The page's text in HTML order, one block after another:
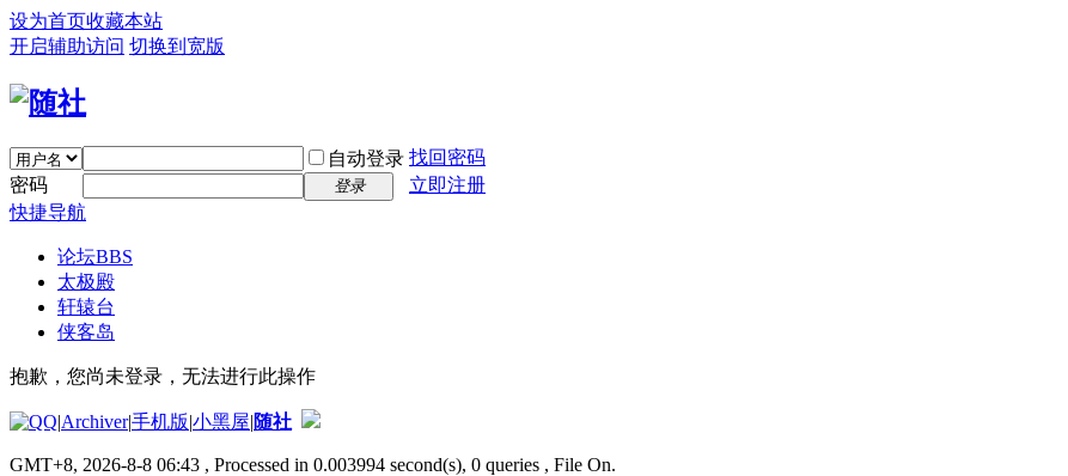
设为首页收藏本站
开启辅助访问 切换到宽版
自动登录 找回密码
密码
登录
立即注册
快捷导航
论坛BBS
太极殿
轩辕台
侠客岛
抱歉，您尚未登录，无法进行此操作
|Archiver|手机版|小黑屋|随社
GMT+8, 2026-8-8 06:43 , Processed in 0.003994 second(s), 0 queries , File On.